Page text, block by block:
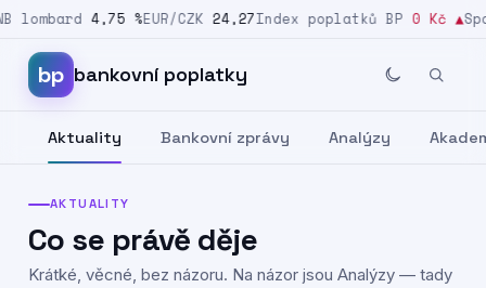
lombard 4,75 % EUR/CZK 24,27Index poplatků BP 0 Kč▲
Přeskočit na obsah
bp bankovní poplatky
Aktuality Bankovní zprávy Analýzy
AKTUALITY
Co se právě děje
Krátké, věcné, bez názoru. Na názor jsou Analýzy — tady